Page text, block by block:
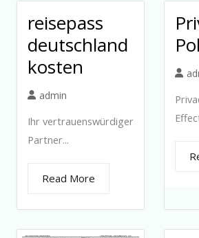
reisepass
deutschland
kosten
admin
Ihr vertrauenswürdiger
Partner...
Read More